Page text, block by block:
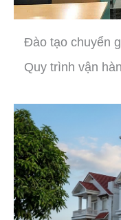
Đào tạo chuyển
Quy trình vận